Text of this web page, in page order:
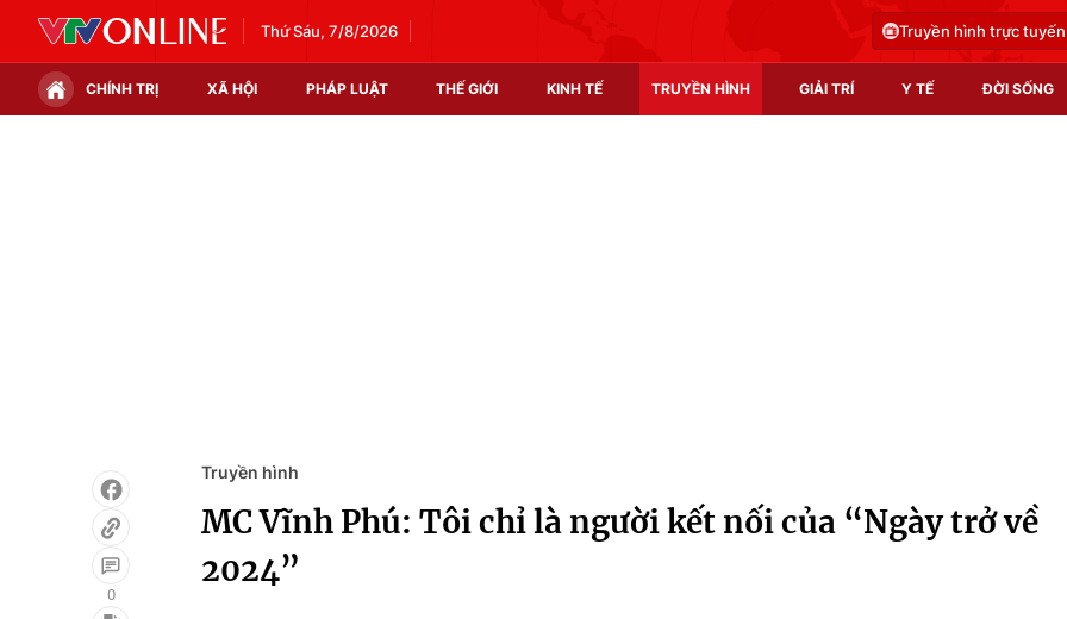
Thứ Sáu, 7/8/2026 Truyền hình trực tuyến
CHÍNH TRỊ XÃ HỘI PHÁP LUẬT THẾ GIỚI KINH TẾ TRUYỀN HÌNH GIẢI TRÍ Y TẾ ĐỜI SỐNG
Infographic
0
Truyền hình
MC Vĩnh Phú: Tôi chỉ là người kết nối của “Ngày trở về
2024”